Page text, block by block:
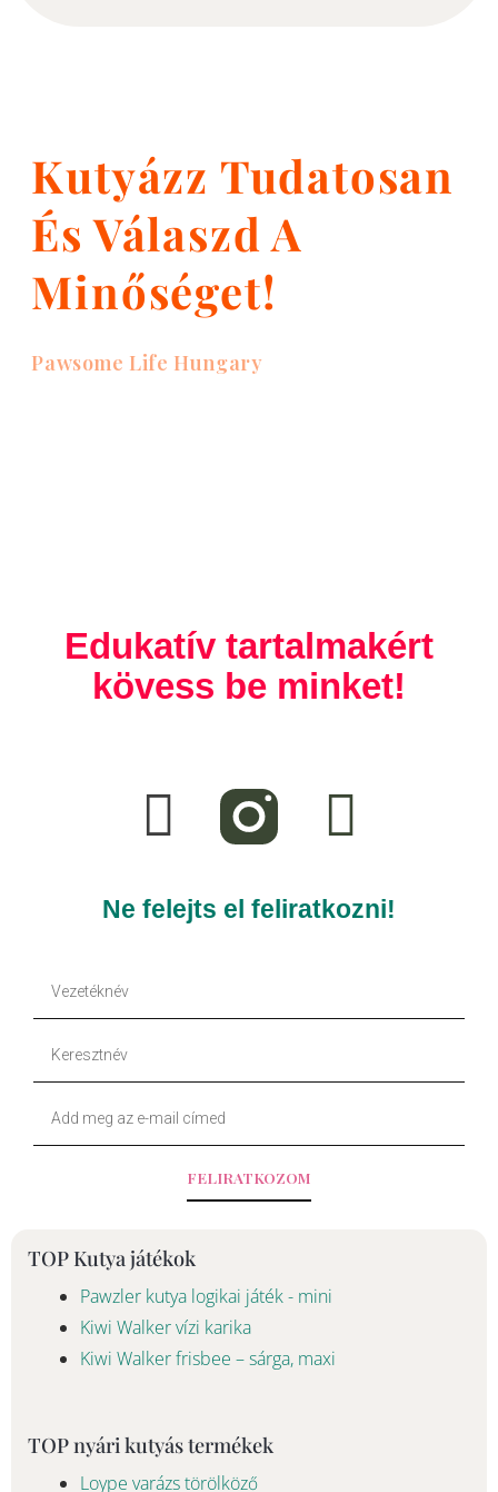
Kutyázz Tudatosan
És Válaszd A
Minőséget!
Pawsome Life Hungary
Edukatív tartalmakért
kövess be minket!
a
c
e
o
o
k
f
i
k
t
k
Ne felejts el feliratkozni!
Vezetéknév
Keresztnév
Your
Email
FELIRATKOZOM
TOP Kutya játékok
Pawzler kutya logikai játék - mini
Kiwi Walker vízi karika
Kiwi Walker frisbee – sárga, maxi
TOP nyári kutyás termékek
Loype varázs törölköző